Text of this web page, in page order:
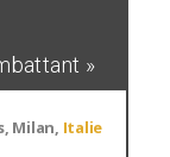
»
Milan, Italie